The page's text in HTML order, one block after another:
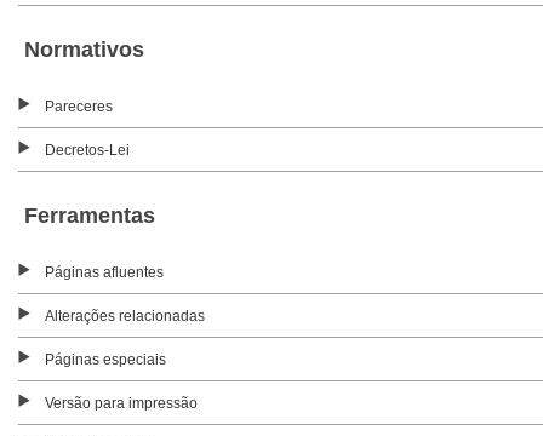
Normativos
Pareceres
Decretos-Lei
Ferramentas
Páginas afluentes
Alterações relacionadas
Páginas especiais
Versão para impressão